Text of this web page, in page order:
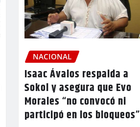
NACIONAL
Isaac Ávalos respalda a
Sokol y asegura que Evo
Morales “no convocó ni
participó en los bloqueos”